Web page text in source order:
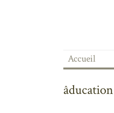
Accueil